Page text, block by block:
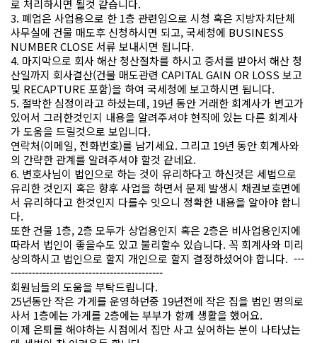
로 처리하시면 될것 같습니다.
3. 폐업은 사업용으로 한 1층 관련임으로 시청 혹은 지방자치단체
사무실에 건물 매도후 신청하시면 되고, 국세청에 BUSINESS
NUMBER CLOSE 서류 보내시면 됩니다.
4. 마지막으로 회사 해산 청산절차를 하시고 증서를 받아서 해산 청
산일까지 회사결산(건물 매도관련 CAPITAL GAIN OR LOSS 보고
및 RECAPTURE 포함)을 하여 국세청에 보고하시면 됩니다.
5. 절박한 심정이라고 하셨는데, 19년 동안 거래한 회계사가 변고가
있어서 그러한것인지 내용을 알려주셔야 현직에 있는 다른 회계사
가 도움을 드릴것으로 보입니다.
연락처(이메일, 전화번호)를 남기세요. 그리고 19년 동안 회계사와
의 간략한 관계를 알려주셔야 할것 같네요.
6. 변호사님이 법인으로 하는 것이 유리하다고 하신것은 세법으로
유리한 것인지 혹은 향후 사업을 하면서 문제 발생시 채권보호면에
서 유리하다고 한것인지 다를수 잇으니 정확한 내용을 알아야 합니
다.
또한 건물 1층, 2층 모두가 상업용인지 혹은 2층은 비사업용인지에
따라서 법인이 좋을수도 있고 불리할수 있습니다. 꼭 회계사와 미리
상의하시고 법인으로 할지 개인으로 할지 결정하셨어야 합니다. ---
-------------------------------------------
회원님들의 도움을 부탁드립니다.
25년동안 작은 가게를 운영하던중 19년전에 작은 집을 법인 명의로
사서 1층에는 가게를 2층에는 부부가 함께 생활을 했어요.
이제 은퇴를 해야하는 시점에서 집만 사고 싶어하는 분이 나타났는